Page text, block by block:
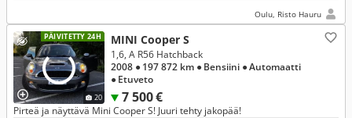
Oulu, Risto Hauru
PÄIVITETTY 24H
20
MINI Cooper S
7 500 €
1,6, A R56 Hatchback
2008 ● 197 872 km ● Bensiini ● Automaatti
● Etuveto
Pirteä ja näyttävä Mini Cooper S! Juuri tehty jakopää!